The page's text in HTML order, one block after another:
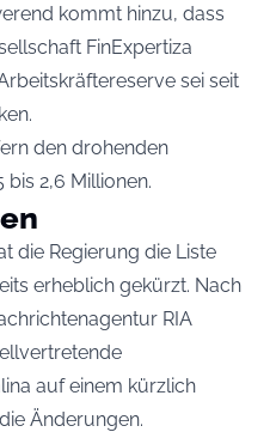
kommt hinzu, dass
FinExpertiza
sei seit
den drohenden
2,6 Millionen.
die Regierung die Liste
erheblich gekürzt. Nach
RIA
auf einem kürzlich
Änderungen.